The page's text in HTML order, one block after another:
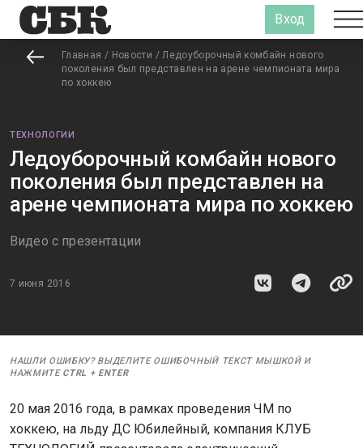
Вход
Главная / Новости / Ледоуборочный комбайн нового
поколения был представлен на арене чемпионата мира
по хоккею
ТЕХНОЛОГИИ
Ледоуборочный комбайн нового
поколения был представлен на
арене чемпионата мира по хоккею
Видео с презентации
7 июня 2016
НАШЛИ ОШИБКУ? ВЫДЕЛИТЕ ОШИБОЧНЫЙ ТЕКСТ МЫШКОЙ И
НАЖМИТЕ CTRL + ENTER
20 мая 2016 года, в рамках проведения ЧМ по
хоккею, на льду ДС Юбилейный, компания КЛУБ